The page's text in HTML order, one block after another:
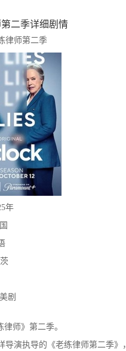
二季详细剧情
律师第二季
年
剧
律师》第二季。
导演执导的《老练律师第二季》